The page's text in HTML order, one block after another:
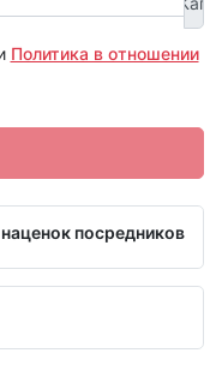
Политика в отношении
наценок посредников